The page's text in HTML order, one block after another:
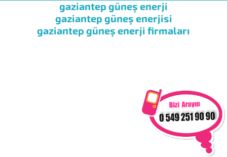
gaziantep güneş enerji
gaziantep güneş enerjisi
gaziantep güneş enerji firmaları